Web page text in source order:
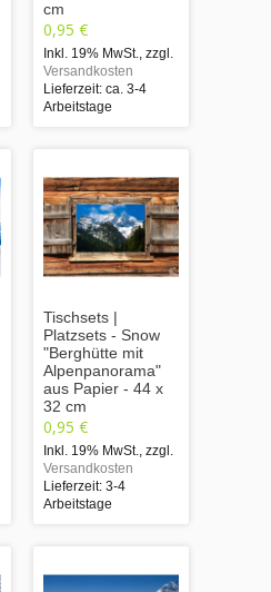
cm
0,95 €
Inkl. 19% MwSt. zzgl.
Versandkosten
Lieferzeit: ca. 3-4
Arbeitstage
Tischsets |
Platzsets - Snow
"Berghütte mit
Alpenpanorama"
aus Papier - 44 x
32 cm
0,95 €
Inkl. 19% MwSt. zzgl.
Versandkosten
Lieferzeit: 3-4
Arbeitstage